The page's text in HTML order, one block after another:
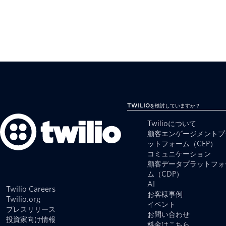
Twilio Careers
Twilio.org
プレスリリース
投資家向け情報
Twilioを検討していますか？
Twilioについて
顧客エンゲージメント
ットフォーム（CEP）
コミュニケーション
顧客データプラットフ
ム（CDP）
AI
お客様事例
イベント
お問い合わせ